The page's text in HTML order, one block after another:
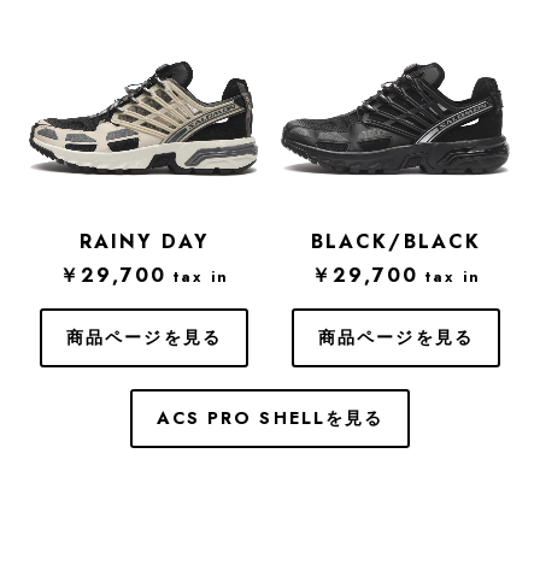
RAINY DAY
￥29,700 tax in
商品ページを見る
BLACK/BLACK
￥29,700 tax in
商品ページを見る
ACS PRO SHELLを見る